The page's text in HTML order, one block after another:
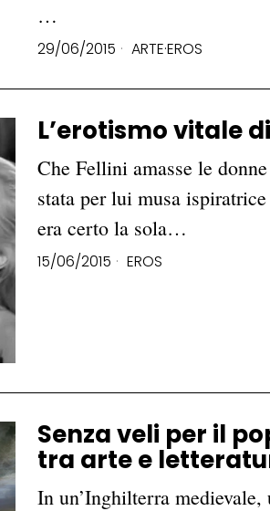
…
29/06/2015 ARTE·EROS
L’erotismo vitale
Che Fellini amasse le
stata per lui musa
era certo la sola…
15/06/2015 EROS
Senza veli per il
tra arte e
In un’Inghilterra